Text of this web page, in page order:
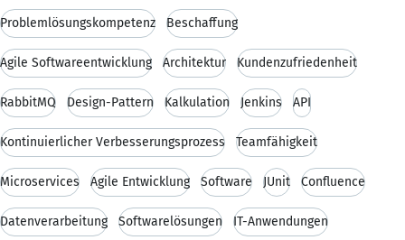
Problemlösungskompetenz Beschaffung
Agile Softwareentwicklung Architektur Kundenzufriedenheit
RabbitMQ Design-Pattern Kalkulation Jenkins API
Kontinuierlicher Verbesserungsprozess Teamfähigkeit
Microservices Agile Entwicklung Software JUnit Confluence
Datenverarbeitung Softwarelösungen IT-Anwendungen